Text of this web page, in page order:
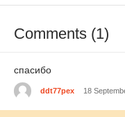
Comments (1)
спасибо
ddt77pex 18